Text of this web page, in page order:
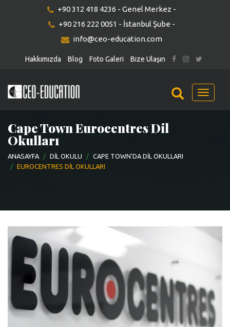
+90 312 418 4236 - Genel Merkez -
+90 216 222 0051 - İstanbul Şube -
info@ceo-education.com
Hakkımızda Blog Foto Galeri Bize Ulaşın
Menu
Cape Town Eurocentres Dil
Okulları
ANASAYFA DIL OKULU
CAPE TOWN'DA DIL OKULLARI
EUROCENTRES DIL OKULLARI